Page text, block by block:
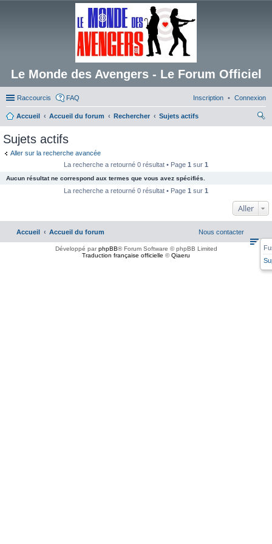
Le Monde des Avengers - Le Forum Officiel
Raccourcis FAQ Connexion
Inscription
Accueil Accueil du forum Rechercher
Sujets actifs
Sujets actifs
Aller sur la recherche avancée
La recherche a retourné 0 résultat • Page 1 sur 1
Aucun résultat ne correspond aux termes que vous avez spécifiés.
La recherche a retourné 0 résultat • Page 1 sur 1
Aller
Accueil Accueil du forum Nous contacter
Développé parphpBB® Forum Software © phpBB Limited
Traduction française officielle ©Qiaeru